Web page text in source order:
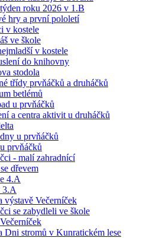
roku 2026 v 1.B
hry a první pololetí
v kostele
ve škole
v kostele
do knihovny
stodola
třídy prvňáčků a druháčků
betlémů
u prvňáčků
a centra aktivit u druháčků
u prvňáčků
prvňáčků
- malí zahradnící
dřevem
4.A
3.A
výstavě Večerníček
se zabydleli ve škole
Dni stromů v Kunratickém lese